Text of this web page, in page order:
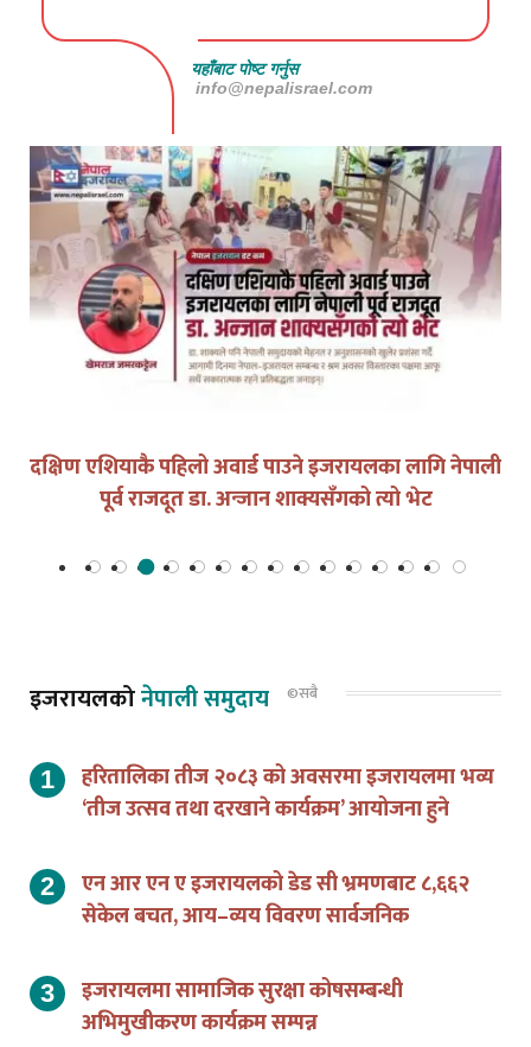
यहाँबाट पोष्ट गर्नुस
info@nepalisrael.com
युद्धको घडीमा मौनता पनि जिम्मेवारी हो
‘तीज उत्सव तथा दरखाने कार्यक्रम’ आयोजना हुने
सेकेल बचत, आय–व्यय विवरण सार्वजनिक
अभिमुखीकरण कार्यक्रम सम्पन्न